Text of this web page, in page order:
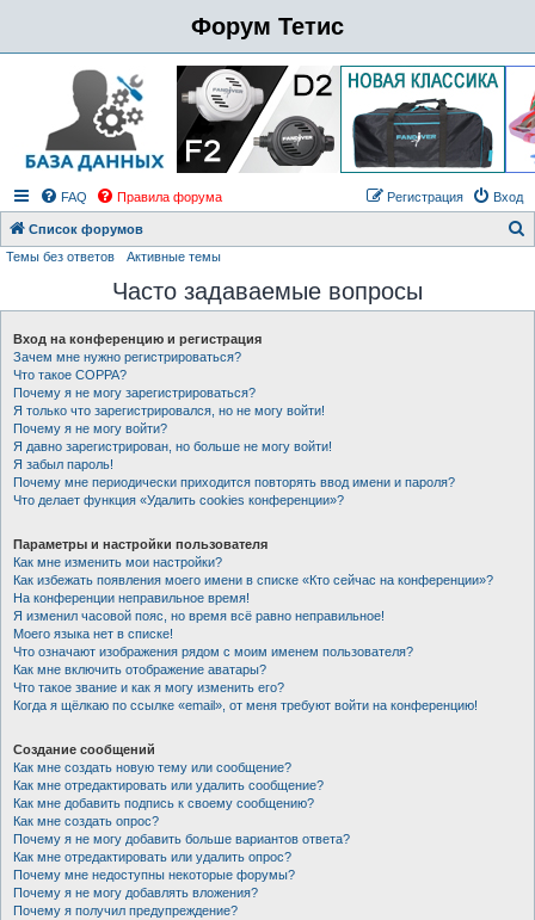
Форум Тетис
FAQ Правила форума Вход
Регистрация
Список форумов
с
Темы без ответов Активные темы
Часто задаваемые вопросы
Вход на конференцию и регистрация
Зачем мне нужно регистрироваться?
Что такое COPPA?
Почему я не могу зарегистрироваться?
Я только что зарегистрировался, но не могу войти!
Почему я не могу войти?
Я давно зарегистрирован, но больше не могу войти!
Я забыл пароль!
Почему мне периодически приходится повторять ввод имени и пароля?
Что делает функция «Удалить cookies конференции»?
Параметры и настройки пользователя
Как мне изменить мои настройки?
Как избежать появления моего имени в списке «Кто сейчас на конференции»?
На конференции неправильное время!
Я изменил часовой пояс, но время всё равно неправильное!
Моего языка нет в списке!
Что означают изображения рядом с моим именем пользователя?
Как мне включить отображение аватары?
Что такое звание и как я могу изменить его?
Когда я щёлкаю по ссылке «email», от меня требуют войти на конференцию!
Создание сообщений
Как мне создать новую тему или сообщение?
Как мне отредактировать или удалить сообщение?
Как мне добавить подпись к своему сообщению?
Как мне создать опрос?
Почему я не могу добавить больше вариантов ответа?
Как мне отредактировать или удалить опрос?
Почему мне недоступны некоторые форумы?
Почему я не могу добавлять вложения?
Почему я получил предупреждение?